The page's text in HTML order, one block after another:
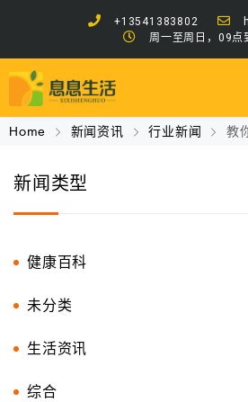
+13541383802
周一至周日，09点
Home 新闻资讯 行业新闻 教
新闻类型
健康百科
未分类
生活资讯
综合